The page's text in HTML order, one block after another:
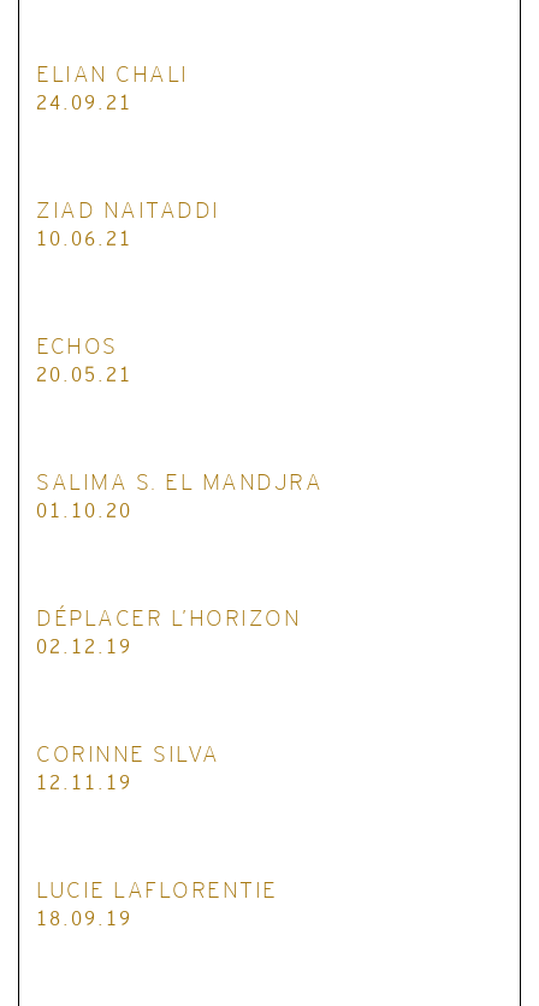
ELIAN CHALI
24.09.21
ZIAD NAITADDI
10.06.21
ECHOS
20.05.21
SALIMA S. EL MANDJRA
01.10.20
DÉPLACER L’HORIZON
02.12.19
CORINNE SILVA
12.11.19
LUCIE LAFLORENTIE
18.09.19